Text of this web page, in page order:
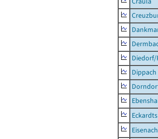
Dippach